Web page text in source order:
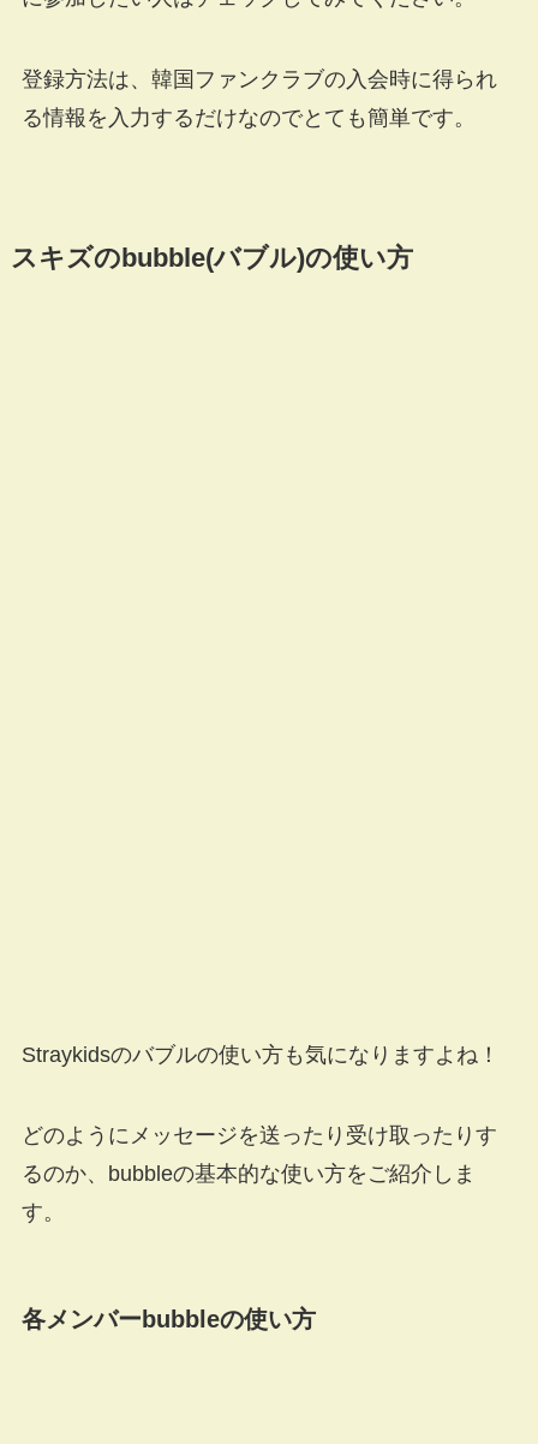
登録方法は、韓国ファンクラブの入会時に得られ
る情報を入力するだけなのでとても簡単です。
スキズのbubble(バブル)の使い方
Straykidsのバブルの使い方も気になりますよね！
どのようにメッセージを送ったり受け取ったりす
るのか、bubbleの基本的な使い方をご紹介しま
す。
各メンバーbubbleの使い方